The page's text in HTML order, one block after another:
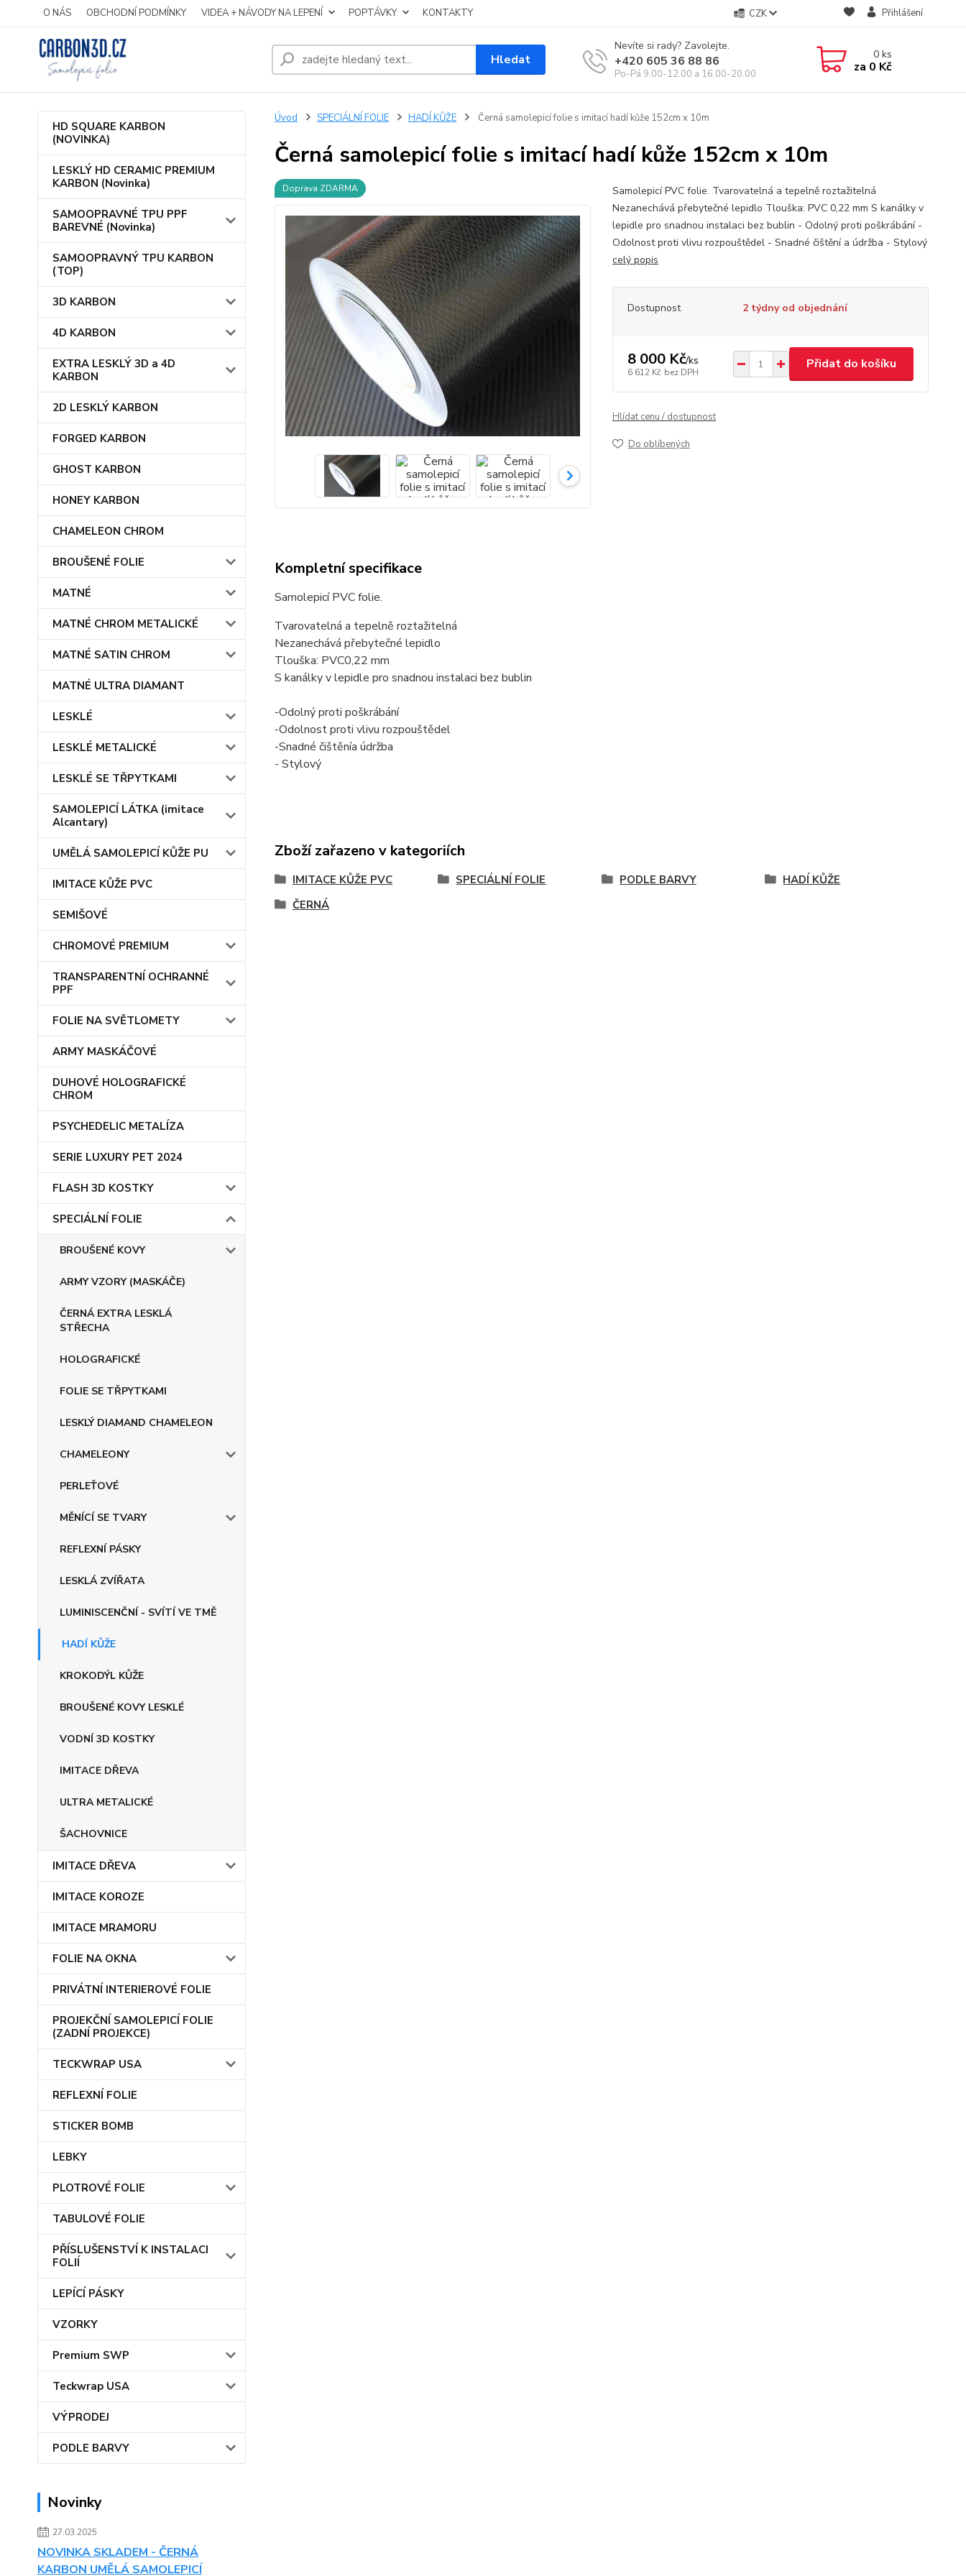
O NÁS OBCHODNÍ PODMÍNKY VIDEA + NÁVODY NA LEPENÍ POPTÁVKY KONTAKTY CZK Přihlášení
Hledat
Nevíte si rady? Zavolejte.
+420 605 36 88 86
Po-Pá 9.00-12.00 a 16.00-20.00
0ks
za 0 Kč
HD SQUARE KARBON
(NOVINKA)
LESKLÝ HD CERAMIC PREMIUM
KARBON (Novinka)
SAMOOPRAVNÉ TPU PPF
BAREVNÉ (Novinka)
SAMOOPRAVNÝ TPU KARBON
(TOP)
3D KARBON
4D KARBON
EXTRA LESKLÝ 3D a 4D
KARBON
2D LESKLÝ KARBON
FORGED KARBON
GHOST KARBON
HONEY KARBON
CHAMELEON CHROM
BROUŠENÉ FOLIE
MATNÉ
MATNÉ CHROM METALICKÉ
MATNÉ SATIN CHROM
MATNÉ ULTRA DIAMANT
LESKLÉ
LESKLÉ METALICKÉ
LESKLÉ SE TŘPYTKAMI
SAMOLEPICÍ LÁTKA (imitace
Alcantary)
UMĚLÁ SAMOLEPICÍ KŮŽE PU
IMITACE KŮŽE PVC
SEMIŠOVÉ
CHROMOVÉ PREMIUM
TRANSPARENTNÍ OCHRANNÉ
PPF
FOLIE NA SVĚTLOMETY
ARMY MASKÁČOVÉ
DUHOVÉ HOLOGRAFICKÉ
CHROM
PSYCHEDELIC METALÍZA
SERIE LUXURY PET 2024
FLASH 3D KOSTKY
SPECIÁLNÍ FOLIE
BROUŠENÉ KOVY
ARMY VZORY (MASKÁČE)
ČERNÁ EXTRA LESKLÁ
STŘECHA
HOLOGRAFICKÉ
FOLIE SE TŘPYTKAMI
LESKLÝ DIAMAND CHAMELEON
CHAMELEONY
PERLEŤOVÉ
MĚNÍCÍ SE TVARY
REFLEXNÍ PÁSKY
LESKLÁ ZVÍŘATA
LUMINISCENČNÍ - SVÍTÍ VE TMĚ
HADÍ KŮŽE
KROKODÝL KŮŽE
BROUŠENÉ KOVY LESKLÉ
VODNÍ 3D KOSTKY
IMITACE DŘEVA
ULTRA METALICKÉ
ŠACHOVNICE
IMITACE DŘEVA
IMITACE KOROZE
IMITACE MRAMORU
FOLIE NA OKNA
PRIVÁTNÍ INTERIEROVÉ FOLIE
PROJEKČNÍ SAMOLEPICÍ FOLIE
(ZADNÍ PROJEKCE)
TECKWRAP USA
REFLEXNÍ FOLIE
STICKER BOMB
LEBKY
PLOTROVÉ FOLIE
TABULOVÉ FOLIE
PŘÍSLUŠENSTVÍ K INSTALACI
FOLIÍ
LEPÍCÍ PÁSKY
VZORKY
Premium SWP
Teckwrap USA
VÝPRODEJ
PODLE BARVY
Novinky
27.03.2025
NOVINKA SKLADEM - ČERNÁ
KARBON UMĚLÁ SAMOLEPICÍ
Úvod SPECIÁLNÍ FOLIE HADÍ KŮŽE Černá samolepicí folie s imitací hadí kůže 152cm x 10m
Černá samolepicí folie s imitací hadí kůže 152cm x 10m
Doprava ZDARMA
Samolepicí PVC folie. Tvarovatelná a tepelně roztažitelná
Nezanechává přebytečné lepidlo Tlouška: PVC 0,22 mm S kanálky v
lepidle pro snadnou instalaci bez bublin - Odolný proti poškrábání -
Odolnost proti vlivu rozpouštědel - Snadné čištění a údržba - Stylový
celý popis
Dostupnost 2 týdny od objednání
8 000 Kč/ks
6 612 Kč bez DPH
Přidat do košíku
Hlídat cenu / dostupnost
Do oblíbených
Kompletní specifikace
Samolepicí PVC folie.
Tvarovatelná a tepelně roztažitelná
Nezanechává přebytečné lepidlo
Tlouška: PVC0,22 mm
S kanálky v lepidle pro snadnou instalaci bez bublin
-Odolný proti poškrábání
-Odolnost proti vlivu rozpouštědel
-Snadné čištěnía údržba
- Stylový
Zboží zařazeno v kategoriích
IMITACE KŮŽE PVC SPECIÁLNÍ FOLIE PODLE BARVY
HADÍ KŮŽE
ČERNÁ